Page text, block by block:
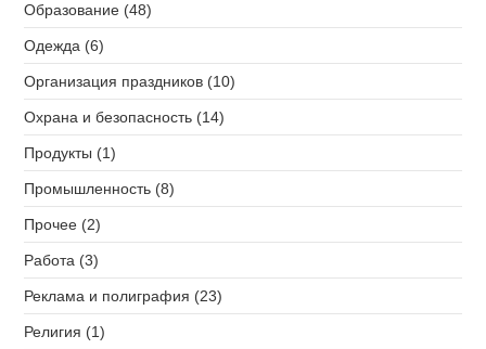
Образование (48)
Одежда (6)
Организация праздников (10)
Охрана и безопасность (14)
Продукты (1)
Промышленность (8)
Прочее (2)
Работа (3)
Реклама и полиграфия (23)
Религия (1)